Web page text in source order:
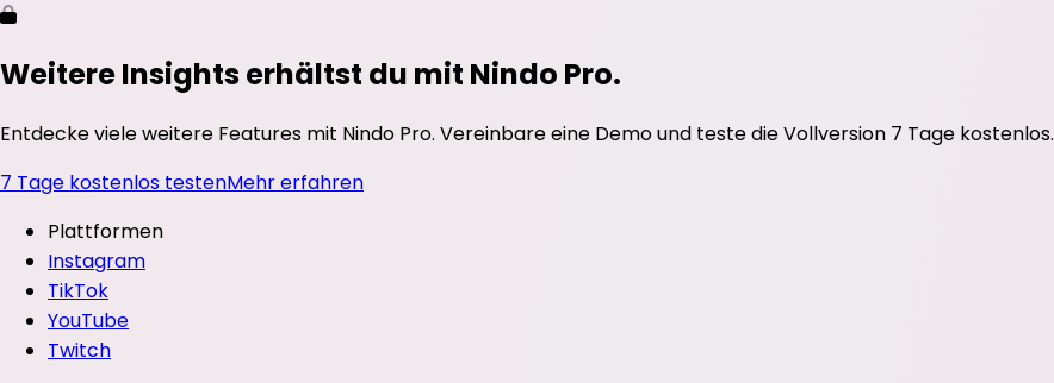
Weitere Insights erhältst du mit Nindo Pro.
Entdecke viele weitere Features mit Nindo Pro. Vereinbare eine Demo und teste die Vollversion 7 Tage kostenlos.
7 Tage kostenlos testenMehr erfahren
Plattformen
Instagram
TikTok
YouTube
Twitch